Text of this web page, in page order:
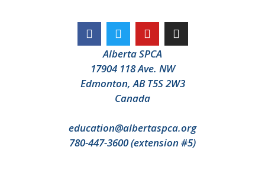
Alberta SPCA
17904 118 Ave. NW
Edmonton, AB T5S 2W3
Canada
education@albertaspca.org
780-447-3600 (extension #5)